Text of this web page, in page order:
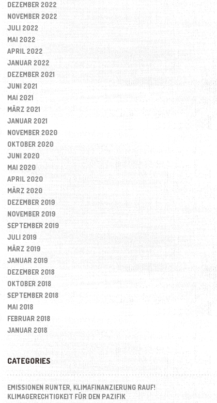
DEZEMBER 2022
NOVEMBER 2022
JULI 2022
MAI 2022
APRIL 2022
JANUAR 2022
DEZEMBER 2021
JUNI 2021
MAI 2021
MÄRZ 2021
JANUAR 2021
NOVEMBER 2020
OKTOBER 2020
JUNI 2020
MAI 2020
APRIL 2020
MÄRZ 2020
DEZEMBER 2019
NOVEMBER 2019
SEPTEMBER 2019
JULI 2019
MÄRZ 2019
JANUAR 2019
DEZEMBER 2018
OKTOBER 2018
SEPTEMBER 2018
MAI 2018
FEBRUAR 2018
JANUAR 2018
CATEGORIES
EMISSIONEN RUNTER, KLIMAFINANZIERUNG RAUF!
KLIMAGERECHTIGKEIT FÜR DEN PAZIFIK